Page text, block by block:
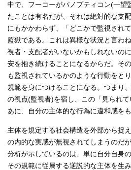
中で、フーコーがパノプティコン(一望
たことは有名だが、それは絶対的な支
にもかかわらず、「どこかで監視され
監獄である。これは異様な状況と言わ
視者・支配者がいないかもしれないの
安を抱き続けることになるからだ。そ
も監視されているかのような行動をと
規範を身につけることになる。つまり
の視点(監視者)を宿し、この「見られ
あに、自分の主体的な行為に違和感を
主体を規定する社会構造を外部から捉
の内的な実感が無視されてしまうのだ
分析が示しているのは、単に自分自身
その規範に従属する逆説的な主体を生